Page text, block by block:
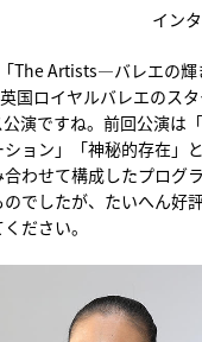
イン
The Artists―バレエの
国ロイヤルバレエのス
演ですね。前回公演は「
ション」「神秘的存在」
わせて構成したプログ
でしたが、たいへん好
ださい。